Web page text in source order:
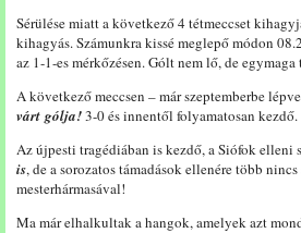
Sérülése miatt a következő 4 tétmeccset
kihagyás. Számunkra kissé meglepő módon
az 1-1-es mérkőzésen. Gólt nem lő, de
A következő meccsen – már szeptemberbe
várt gólja!3-0 és innentől folyamatosan kezdő.
Az újpesti tragédiában is kezdő, a Siófok
is, de a sorozatos támadások ellenére több
mesterhármasával!
Ma már elhalkultak a hangok, amelyek azt